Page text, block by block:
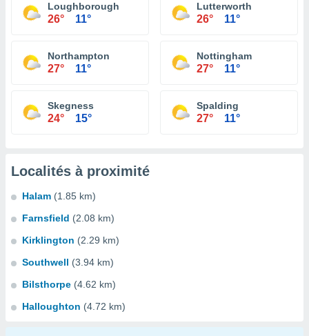
Loughborough
26° 11°
Lutterworth
26° 11°
Northampton
27° 11°
Nottingham
27° 11°
Skegness
24° 15°
Spalding
27° 11°
Localités à proximité
Halam (1.85 km)
Farnsfield (2.08 km)
Kirklington (2.29 km)
Southwell (3.94 km)
Bilsthorpe (4.62 km)
Halloughton (4.72 km)